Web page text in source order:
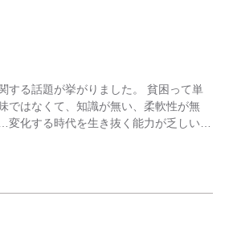
する話題が挙がりました。 貧困って単
ではなくて、知識が無い、柔軟性が無
変化する時代を生き抜く能力が乏しいこ